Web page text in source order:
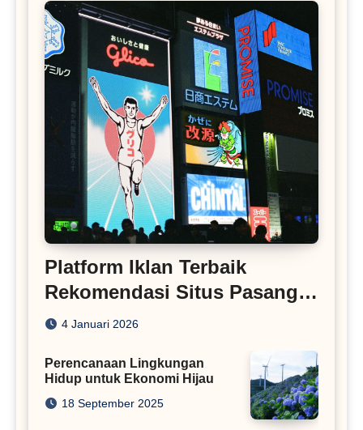
Platform Iklan Terbaik
Rekomendasi Situs Pasang
Iklan
4 Januari 2026
Perencanaan Lingkungan
Hidup untuk Ekonomi Hijau
18 September 2025